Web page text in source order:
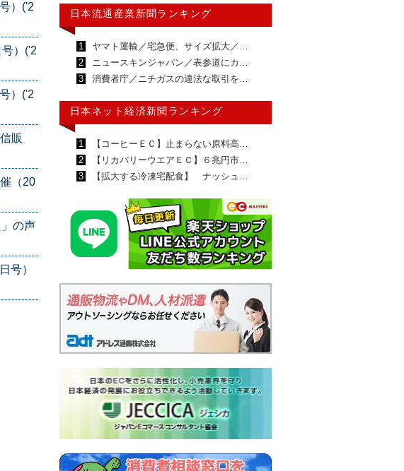
）('2
）('2
）('2
販
（20
の声
号）
日本流通産業新聞ランキング
1
ヤマト運輸／宅急便、サイズ拡大／…
2
ニュースキンジャパン／表参道にカ…
3
消費者庁／ニチガスの違法な取引を…
日本ネット経済新聞ランキング
1
【コーヒーＥＣ】止まらない原料高…
2
【リカバリーウエアＥＣ】６兆円市…
3
【拡大する冷凍宅配食】 ナッシュ…